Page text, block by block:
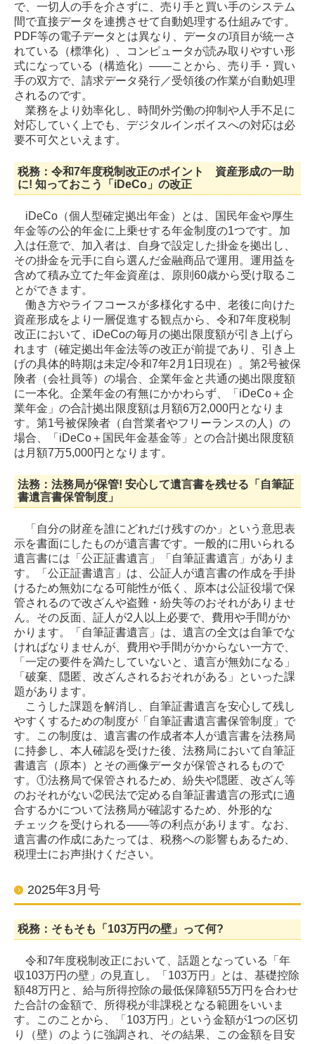
で、一切人の手を介さずに、売り手と買い手のシステム
間で直接データを連携させて自動処理する仕組みです。
PDF等の電子データとは異なり、データの項目が統一さ
れている（標準化）、コンピュータが読み取りやすい形
式になっている（構造化）――ことから、売り手・買い
手の双方で、請求データ発行／受領後の作業が自動処理
されるのです。
業務をより効率化し、時間外労働の抑制や人手不足に
対応していく上でも、デジタルインボイスへの対応は必
要不可欠といえます。
税務：令和7年度税制改正のポイント 資産形成の一助
に! 知っておこう「iDeCo」の改正
iDeCo（個人型確定拠出年金）とは、国民年金や厚生
年金等の公的年金に上乗せする年金制度の1つです。加
入は任意で、加入者は、自身で設定した掛金を拠出し、
その掛金を元手に自ら選んだ金融商品で運用。運用益を
含めて積み立てた年金資産は、原則60歳から受け取るこ
とができます。
働き方やライフコースが多様化する中、老後に向けた
資産形成をより一層促進する観点から、令和7年度税制
改正において、iDeCoの毎月の拠出限度額が引き上げら
れます（確定拠出年金法等の改正が前提であり、引き上
げの具体的時期は未定/令和7年2月1日現在）。第2号被保
険者（会社員等）の場合、企業年金と共通の拠出限度額
に一本化。企業年金の有無にかかわらず、「iDeCo＋企
業年金」の合計拠出限度額は月額6万2,000円となりま
す。第1号被保険者（自営業者やフリーランスの人）の
場合、「iDeCo＋国民年金基金等」との合計拠出限度額
は月額7万5,000円となります。
法務：法務局が保管! 安心して遺言書を残せる「自筆証
書遺言書保管制度」
「自分の財産を誰にどれだけ残すのか」という意思表
示を書面にしたものが遺言書です。一般的に用いられる
遺言書には「公正証書遺言」「自筆証書遺言」がありま
す。「公正証書遺言」は、公証人が遺言書の作成を手掛
けるため無効になる可能性が低く、原本は公証役場で保
管されるので改ざんや盗難・紛失等のおそれがありませ
ん。その反面、証人が2人以上必要で、費用や手間がか
かります。「自筆証書遺言」は、遺言の全文は自筆でな
ければなりませんが、費用や手間がかからない一方で、
「一定の要件を満たしていないと、遺言が無効になる」
「破棄、隠匿、改ざんされるおそれがある」といった課
題があります。
こうした課題を解消し、自筆証書遺言を安心して残し
やすくするための制度が「自筆証書遺言書保管制度」で
す。この制度は、遺言書の作成者本人が遺言書を法務局
に持参し、本人確認を受けた後、法務局において自筆証
書遺言（原本）とその画像データが保管されるもので
す。①法務局で保管されるため、紛失や隠匿、改ざん等
のおそれがない②民法で定める自筆証書遺言の形式に適
合するかについて法務局が確認するため、外形的な
チェックを受けられる――等の利点があります。なお、
遺言書の作成にあたっては、税務への影響もあるため、
税理士にお声掛けください。
2025年3月号
税務：そもそも「103万円の壁」って何?
令和7年度税制改正において、話題となっている「年
収103万円の壁」の見直し。「103万円」とは、基礎控除
額48万円と、給与所得控除の最低保障額55万円を合わせ
た合計の金額で、所得税が非課税となる範囲をいいま
す。このことから、「103万円」という金額が1つの区切
り（壁）のように強調され、その結果、この金額を目安